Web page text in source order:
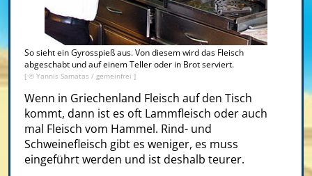
So sieht ein Gyrosspieß aus. Von diesem wird das Fleisch
abgeschabt und auf einem Teller oder in Brot serviert.
[ © Yannis Samatas / gemeinfrei ]
Wenn in Griechenland Fleisch auf den Tisch
kommt, dann ist es oft Lammfleisch oder auch
mal Fleisch vom Hammel. Rind- und
Schweinefleisch gibt es weniger, es muss
eingeführt werden und ist deshalb teurer.